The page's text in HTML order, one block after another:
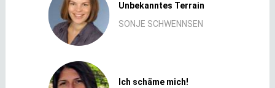
Unbekanntes Terrain
SONJE SCHWENNSEN
Ich schäme mich!